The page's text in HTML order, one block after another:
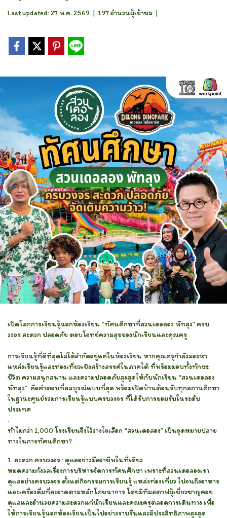
Last updated: 27 พ.ค. 2569 | 197 จำนวนผู้เข้าชม |
เปิดโลกการเรียนรู้นอกห้องเรียน “ทัศนศึกษาที่สวนเดอลอง พัทลุง” ครบ
วงจร สะดวก ปลอดภัย ตอบโจทย์ความสุขของนักเรียนและคุณครู
การเรียนรู้ที่ดีที่สุดไม่ได้จำกัดอยู่แค่ในห้องเรียน หากคุณครูกำลังมองหา
แหล่งเรียนรู้และท่องเที่ยวเชิงสร้างสรรค์ในภาคใต้ ที่พร้อมมอบทั้งทักษะ
ชีวิต ความสนุกสนาน และความปลอดภัยสูงสุดให้กับนักเรียน “สวนเดอลอง
พัทลุง” คือคำตอบที่สมบูรณ์แบบที่สุด พร้อมเปิดบ้านต้อนรับทุกสถานศึกษา
ในฐานะศูนย์รวมการเรียนรู้แบบครบวงจร ที่ได้รับการยอมรับในระดับ
ประเทศ
.
ทำไมกว่า 1,000 โรงเรียนจึงไว้วางใจเลือก “สวนเดอลอง” เป็นจุดหมายปลาย
ทางในการทัศนศึกษา?
1. สะดวก ครบวงจร : ดูแลอย่างมืออาชีพในที่เดียว
หมดความกังวลเรื่องการบริหารจัดการทัศนศึกษา เพราะที่สวนเดอลองเรา
ดูแลอย่างครบวงจร ตั้งแต่กิจกรรมการเรียนรู้ แหล่งท่องเที่ยว ไปจนถึงอาหาร
และเครื่องดื่มที่สะอาดตามหลักโภชนาการ โดยมีทีมสตาฟผู้เชี่ยวชาญคอย
ดูแลและอำนวยความสะดวกแก่นักเรียนและคณะครูตลอดการเดินทาง เพื่อ
ให้การเรียนรู้นอกห้องเรียนเป็นไปอย่างราบรื่นและมีประสิทธิภาพสูงสุด